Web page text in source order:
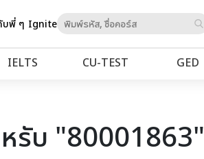
บพี่ ๆ Igniteto
IELTS CU‑TEST GED
รับ "80001863"